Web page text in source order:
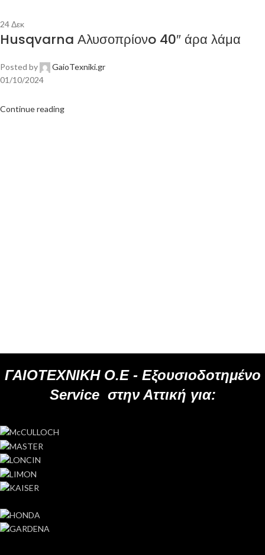
24Δεκ
Husqvarna Αλυσοπρίονo 40″ άρα λάμα
Posted by
GaioTexniki.gr
01/10/2024
Continue reading
ΓΑΙΟΤΕΧΝΙΚΗ Ο.Ε - Εξουσιοδοτημένο
Serviceστην Αττική για: